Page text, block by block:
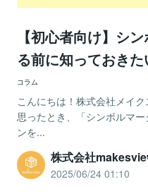
【初心者向け】シ
る前に知っておき
コラム
こんにちは！株式会社メイ
思ったとき、「シンボルマ
ンを...
株式会社
2025/06/24 01:10